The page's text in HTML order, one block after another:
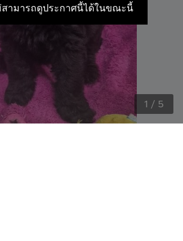
ามารถดูประกาศนี้ได้ในขณะนี้
1 / 5